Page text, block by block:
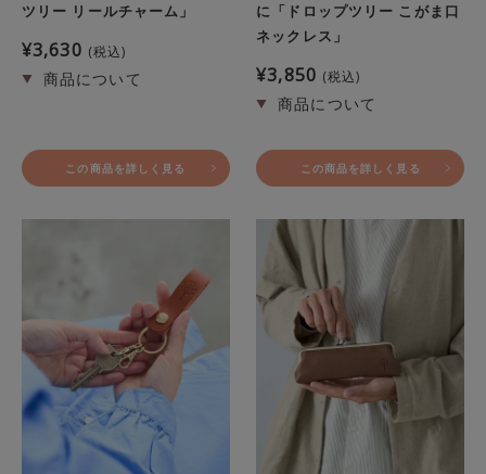
ツリー リールチャーム」
¥3,630 税込
この商品を詳しく見る
に「ドロップツリー こがま口
ネックレス」
¥3,850 税込
この商品を詳しく見る